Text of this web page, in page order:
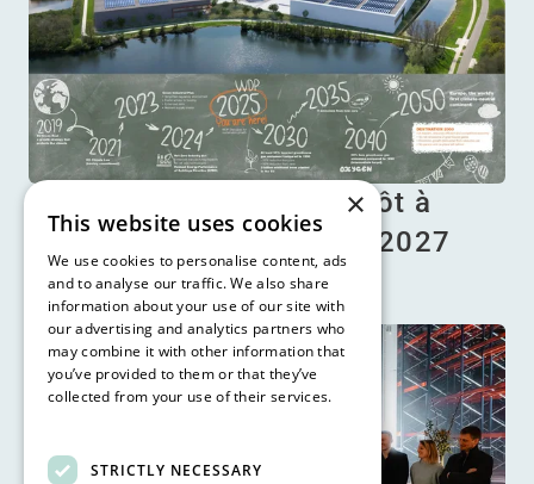
Plan d’action : un entrepôt à
l’épreuve du temps d’ici 2027
En savoir plus
×
This website uses cookies
We use cookies to personalise content, ads
and to analyse our traffic. We also share
information about your use of our site with
our advertising and analytics partners who
may combine it with other information that
you’ve provided to them or that they’ve
collected from your use of their services.
STRICTLY NECESSARY